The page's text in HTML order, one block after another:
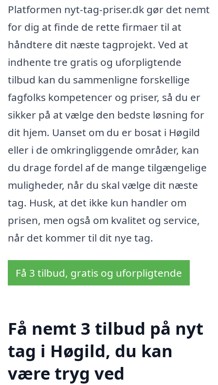
Platformen nyt-tag-priser.dk gør det nemt
for dig at finde de rette firmaer til at
håndtere dit næste tagprojekt. Ved at
indhente tre gratis og uforpligtende
tilbud kan du sammenligne forskellige
fagfolks kompetencer og priser, så du er
sikker på at vælge den bedste løsning for
dit hjem. Uanset om du er bosat i Høgild
eller i de omkringliggende områder, kan
du drage fordel af de mange tilgængelige
muligheder, når du skal vælge dit næste
tag. Husk, at det ikke kun handler om
prisen, men også om kvalitet og service,
når det kommer til dit nye tag.
Få 3 tilbud, gratis og uforpligtende
Få nemt 3 tilbud på nyt
tag i Høgild, du kan
være tryg ved